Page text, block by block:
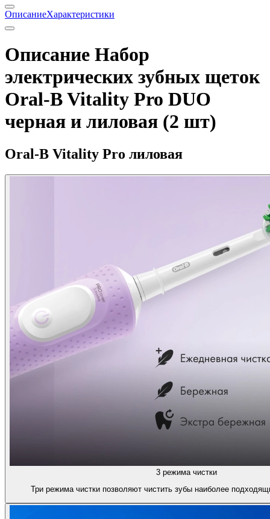
ОписаниеХарактеристики
Описание Набор
электрических зубных щеток
Oral-B Vitality Pro DUO
черная и лиловая (2 шт)
Oral-B Vitality Pro лиловая
3 режима чистки
Три режима чистки позволяют чистить зубы наиболее